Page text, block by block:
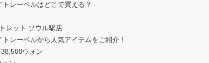
レーベルはどこで買える？
レット ソウル駅店
レーベルから人気アイテムをご紹介！
ウォン